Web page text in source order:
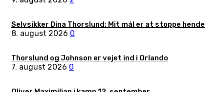
Selvsikker Dina Thorslund: Mit mål er at stoppe hende
8. august 2026 0
Thorslund og Johnson er vejet ind i Orlando
7. august 2026 0